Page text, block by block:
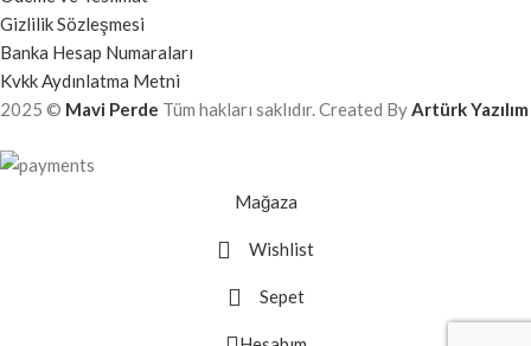
Gizlilik Sözleşmesi
Banka Hesap Numaraları
Kvkk Aydınlatma Metni
2025 © Mavi Perde Tüm hakları saklıdır. Created ByArtürk Yazılım
Mağaza
Wishlist
Sepet